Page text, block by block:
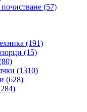
(57)
(191)
(15)
(1310)
(628)